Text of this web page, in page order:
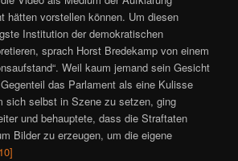
hätten vorstellen können. Um diesen
Institution der demokratischen
sprach Horst Bredekamp von einem
Weil kaum jemand sein Gesicht
das Parlament als eine Kulisse
sich selbst in Szene zu setzen, ging
und behauptete, dass die Straftaten
Bilder zu erzeugen, um die eigene